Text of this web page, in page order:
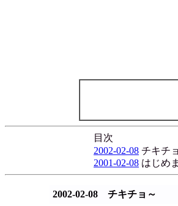
目次
2002-02-08 チキチ
2001-02-08 はじめ
2002-02-08 チキチョ～